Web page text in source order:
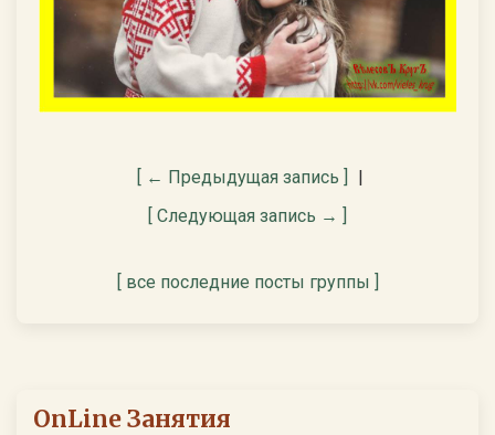
[ ← Предыдущая запись ]
|
[ Следующая запись → ]
[ все последние посты группы ]
OnLine Занятия